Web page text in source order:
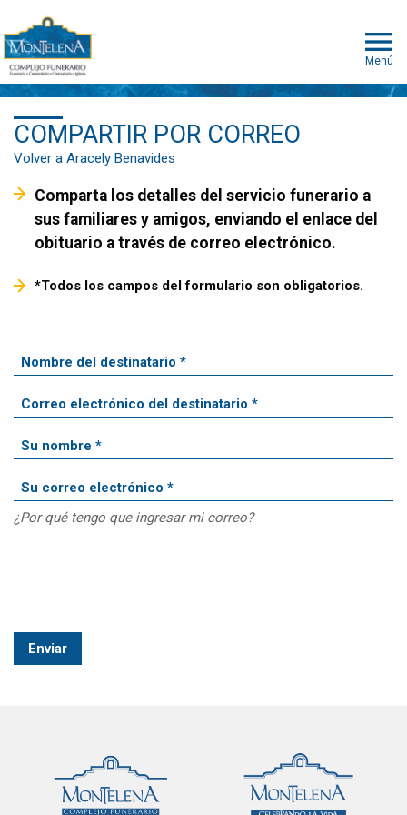
Menú
COMPARTIR POR CORREO
Volver a Aracely Benavides
Comparta los detalles del servicio funerario a
sus familiares y amigos, enviando el enlace del
obituario a través de correo electrónico.
*Todos los campos del formulario son obligatorios.
¿Por qué tengo que ingresar mi correo?